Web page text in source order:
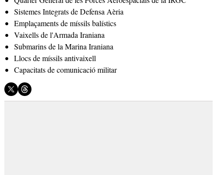
Sistemes Integrats de Defensa Aèria
Emplaçaments de míssils balístics
Vaixells de l'Armada Iraniana
Submarins de la Marina Iraniana
Llocs de míssils antivaixell
Capacitats de comunicació militar